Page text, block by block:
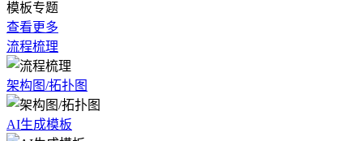
模板专题
查看更多
流程梳理
架构图/拓扑图
AI生成模板